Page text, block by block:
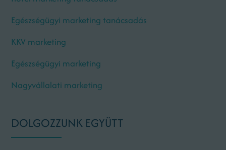
Egészségügyi marketing tanácsadás
KKV marketing
Egészségügyi marketing
Nagyvállalati marketing
DOLGOZZUNK EGYÜTT